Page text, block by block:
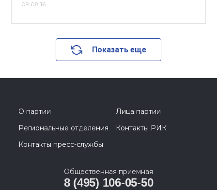
09.08.16
Показать еще
О партии
Лица партии
Региональные отделения
Контакты РИК
Контакты пресс-службы
Общественная приемная
8 (495) 106-05-50